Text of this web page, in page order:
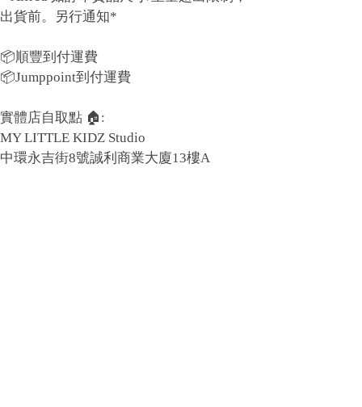
出貨前。另行通知*
📦順豐到付運費
📦Jumppoint到付運費
實體店自取點 🏠:
MY LITTLE KIDZ Studio
中環永吉街8號誠利商業大廈13樓A